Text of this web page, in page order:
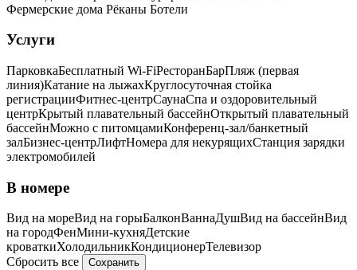
Фермерские дома Рёканы Ботели
Услуги
ПарковкаБесплатный Wi-FiРесторанБарПляж (первая
линия)Катание на лыжахКруглосуточная стойка
регистрацииФитнес-центрСаунаСпа и оздоровительный
центрКрытый плавательный бассейнОткрытый плавательный
бассейнМожно с питомцамиКонференц-зал/банкетный
залБизнес-центрЛифтНомера для некурящихCтанция зарядки
электромобилей
В номере
Вид на мореВид на горыБалконВаннаДушВид на бассейнВид
на городФенМини-кухняДетские
кроваткиХолодильникКондиционерТелевизор
Сбросить все
Сохранить